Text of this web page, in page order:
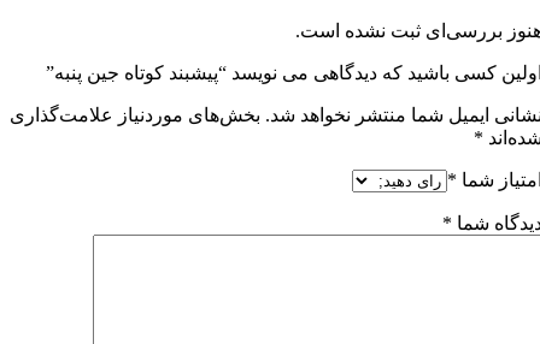
بررسی‌ای ثبت نشده است.
کسی باشید که دیدگاهی می نویسد “پیشبند کوتاه جین پنبه”
ایمیل شما منتشر نخواهد شد. بخش‌های موردنیاز علامت‌گذاری
*
شما *
شما *